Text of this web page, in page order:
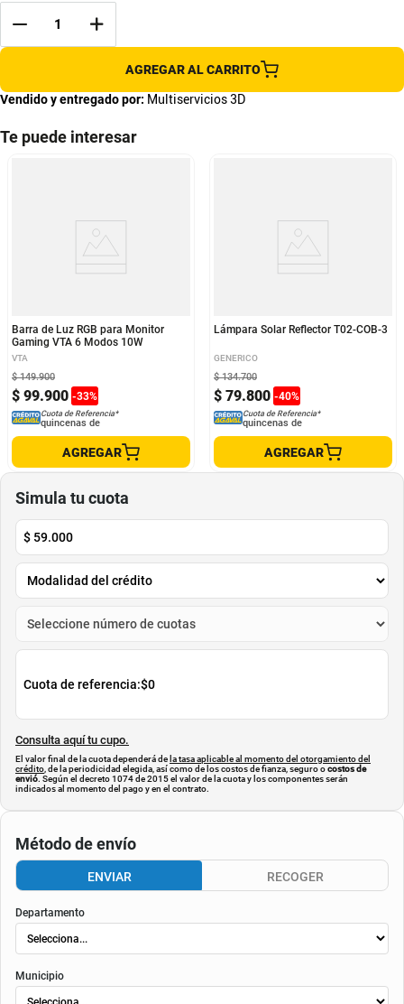
AGREGAR AL CARRITO
Vendido y entregado por: Multiservicios 3D
Te puede interesar
Barra de Luz RGB para Monitor
Gaming VTA 6 Modos 10W
VTA
$ 99.900 -33%
$ 149.900
Cuota de Referencia*
quincenas de
AGREGAR
Lámpara Solar Reflector T02-COB-3
GENERICO
$ 79.800 -40%
$ 134.700
Cuota de Referencia*
quincenas de
AGREGAR
Simula tu cuota
$ 59.000
Cuota de referencia:$0
Consulta aquí tu cupo.
El valor final de la cuota dependerá de la tasa aplicable al momento del otorgamiento del
crédito , de la periodicidad elegida, así como de los costos de fianza, seguro ocostos de
envió. Según el decreto 1074 de 2015 el valor de la cuota y los componentes serán
indicados al momento del pago y en el contrato.
Método de envío
ENVIAR RECOGER
Departamento
Municipio